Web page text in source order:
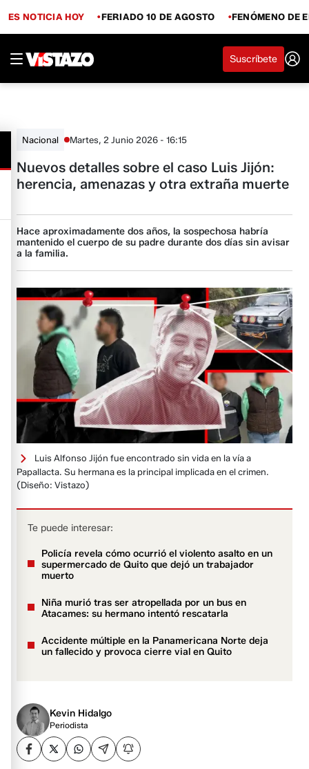
ES NOTICIA HOY FERIADO 10 DE AGOSTO FENÓMENO DE
Suscríbete
Nacional Martes, 2 Junio 2026 - 16:15
Nuevos detalles sobre el caso Luis Jijón:
herencia, amenazas y otra extraña muerte
Hace aproximadamente dos años, la sospechosa habría
mantenido el cuerpo de su padre durante dos días sin avisar
a la familia.
Luis Alfonso Jijón fue encontrado sin vida en la vía a
Papallacta. Su hermana es la principal implicada en el crimen.
(Diseño: Vistazo)
Te puede interesar:
Policía revela cómo ocurrió el violento asalto en un
supermercado de Quito que dejó un trabajador
muerto
Niña murió tras ser atropellada por un bus en
Atacames: su hermano intentó rescatarla
Accidente múltiple en la Panamericana Norte deja
un fallecido y provoca cierre vial en Quito
Kevin Hidalgo
Periodista